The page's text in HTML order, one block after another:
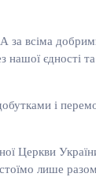
всіма
єдності
і
Церкви
лише